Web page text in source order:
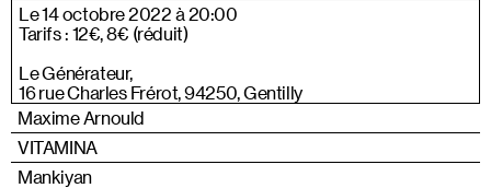
Le 14 octobre 2022 à 20:00
Tarifs : 12€, 8€ (réduit)
Le Générateur,
16 rue Charles Frérot, 94250, Gentilly
Maxime Arnould
VITAMINA
Mankiyan